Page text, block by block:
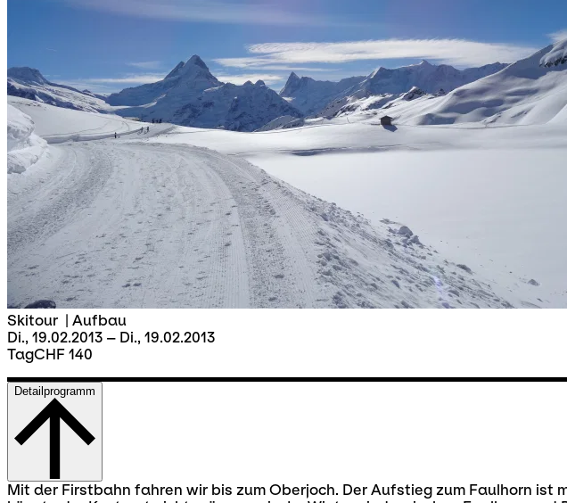
Skitour | Aufbau
Di., 19.02.2013 – Di., 19.02.2013
TagCHF 140
Detailprogramm
Mit der Firstbahn fahren wir bis zum Oberjoch. Der Aufstieg zum Faulhorn ist